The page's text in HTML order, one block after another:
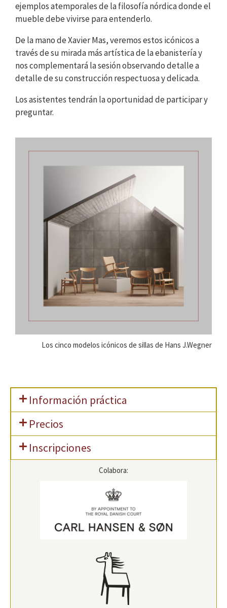
ejemplos atemporales de la filosofía nórdica donde el
mueble debe vivirse para entenderlo.
De la mano de Xavier Mas, veremos estos icónicos a
través de su mirada más artística de la ebanistería y
nos complementará la sesión observando detalle a
detalle de su construcción respectuosa y delicada.
Los asistentes tendrán la oportunidad de participar y
preguntar.
Los cinco modelos icónicos de sillas de Hans J.Wegner
Información práctica
Precios
Inscripciones
Colabora: